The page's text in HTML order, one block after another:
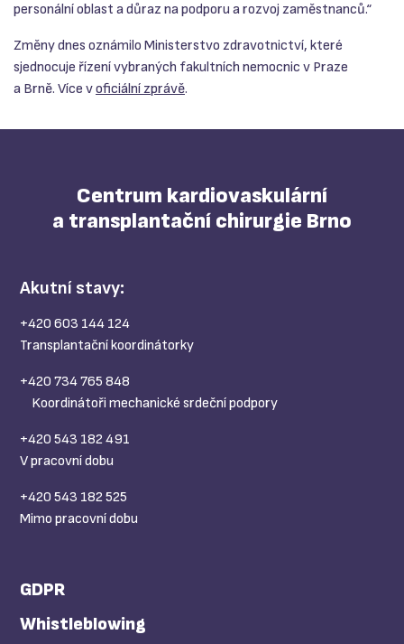
personální oblast a důraz na podporu a rozvoj zaměstnanců.“
Změny dnes oznámilo Ministerstvo zdravotnictví, které
sjednocuje řízení vybraných fakultních nemocnic v Praze
a Brně. Více voficiální zprávě.
Centrum kardiovaskulární
a transplantační chirurgie Brno
Akutní stavy:
+420 603 144 124
Transplantační koordinátorky
+420 734 765 848
Koordinátoři mechanické srdeční podpory
+420 543 182 491
V pracovní dobu
+420 543 182 525
Mimo pracovní dobu
GDPR
Whistleblowing